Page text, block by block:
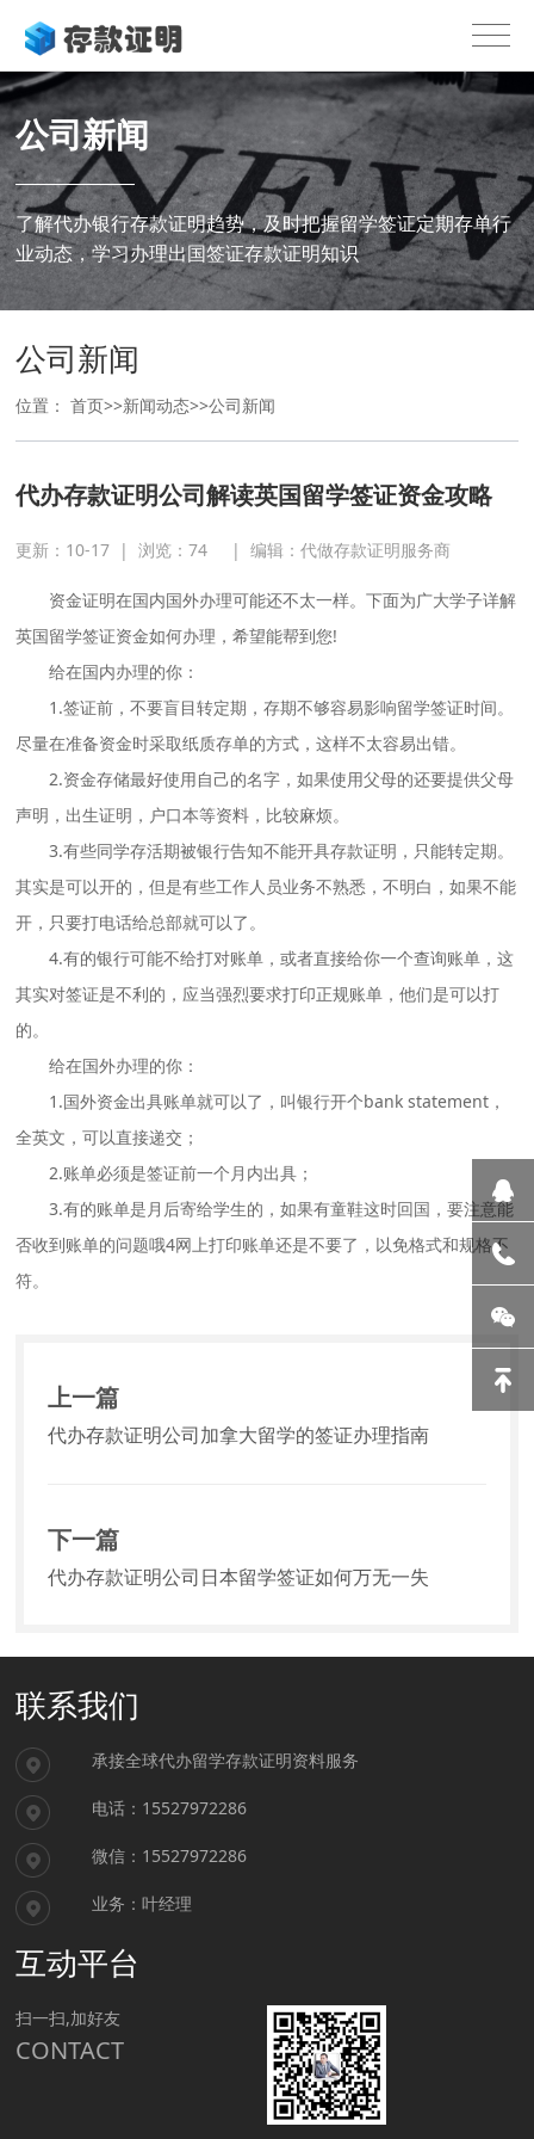
公司新闻
了解代办银行存款证明趋势，及时把握留学签证定期存单行
业动态，学习办理出国签证存款证明知识
公司新闻
位置：首页>>新闻动态>>公司新闻
代办存款证明公司解读英国留学签证资金攻略
更新：10-17 |浏览：74 |编辑：代做存款证明服务商
资金证明在国内国外办理可能还不太一样。下面为广大学子详解
英国留学签证资金如何办理，希望能帮到您!
给在国内办理的你：
1.签证前，不要盲目转定期，存期不够容易影响留学签证时间。
尽量在准备资金时采取纸质存单的方式，这样不太容易出错。
2.资金存储最好使用自己的名字，如果使用父母的还要提供父母
声明，出生证明，户口本等资料，比较麻烦。
3.有些同学存活期被银行告知不能开具存款证明，只能转定期。
其实是可以开的，但是有些工作人员业务不熟悉，不明白，如果不能
开，只要打电话给总部就可以了。
4.有的银行可能不给打对账单，或者直接给你一个查询账单，这
其实对签证是不利的，应当强烈要求打印正规账单，他们是可以打
的。
给在国外办理的你：
1.国外资金出具账单就可以了，叫银行开个bank statement，
全英文，可以直接递交；
2.账单必须是签证前一个月内出具；
3.有的账单是月后寄给学生的，如果有童鞋这时回国，要注意能
否收到账单的问题哦4网上打印账单还是不要了，以免格式和规格不
符。
上一篇
代办存款证明公司加拿大留学的签证办理指南
下一篇
代办存款证明公司日本留学签证如何万无一失
联系我们
承接全球代办留学存款证明资料服务
电话：15527972286
微信：15527972286
业务：叶经理
互动平台
扫一扫,加好友
CONTACT